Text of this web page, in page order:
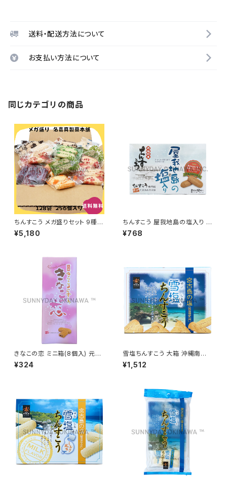
送料・配送方法について
お支払い方法について
同じカテゴリの商品
ちんすこう メガ盛りセット 9種類
128袋(256個) 名嘉真製菓本舗
¥5,180
ちんすこう 屋我地島の塩入り 小
箱 名嘉真製菓本舗
¥768
きなこの恋 ミニ箱(8個入) 元祖
きなこちんすこう 名嘉真製菓本
舗
¥324
雪塩ちんすこう 大箱 沖縄南風
堂
¥1,512